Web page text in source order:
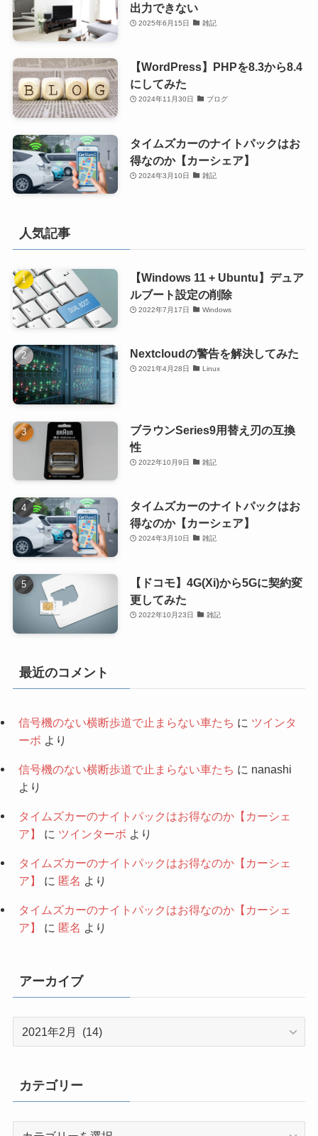
出力できない
2025年6月15日 雑記
【WordPress】PHPを8.3から8.4
にしてみた
2024年11月30日 ブログ
タイムズカーのナイトパックはお
得なのか【カーシェア】
2024年3月10日 雑記
人気記事
【Windows 11 + Ubuntu】デュア
ルブート設定の削除
2022年7月17日 Windows
Nextcloudの警告を解決してみた
2021年4月28日 Linux
ブラウンSeries9用替え刃の互換
性
2022年10月9日 雑記
タイムズカーのナイトパックはお
得なのか【カーシェア】
2024年3月10日 雑記
【ドコモ】4G(Xi)から5Gに契約変
更してみた
2022年10月23日 雑記
最近のコメント
信号機のない横断歩道で止まらない車たち に ツインタ
ーボ より
信号機のない横断歩道で止まらない車たち に nanashi
より
タイムズカーのナイトパックはお得なのか【カーシェ
ア】
に ツインターボ より
タイムズカーのナイトパックはお得なのか【カーシェ
ア】
に 匿名 より
タイムズカーのナイトパックはお得なのか【カーシェ
ア】
に 匿名 より
アーカイブ
ブ
カテゴリー